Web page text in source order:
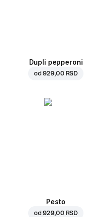
Dupli pepperoni
od929,00 RSD
Pesto
od929,00 RSD